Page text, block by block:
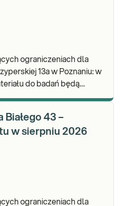
ograniczeniach dla
13a w Poznaniu: w
do badań będą
Białego 43 –
w sierpniu 2026
ograniczeniach dla